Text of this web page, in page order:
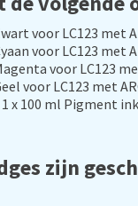
voor LC123 met
voor LC123 met
voor LC123
voor LC123 met
x 100 ml Pigment
zijn